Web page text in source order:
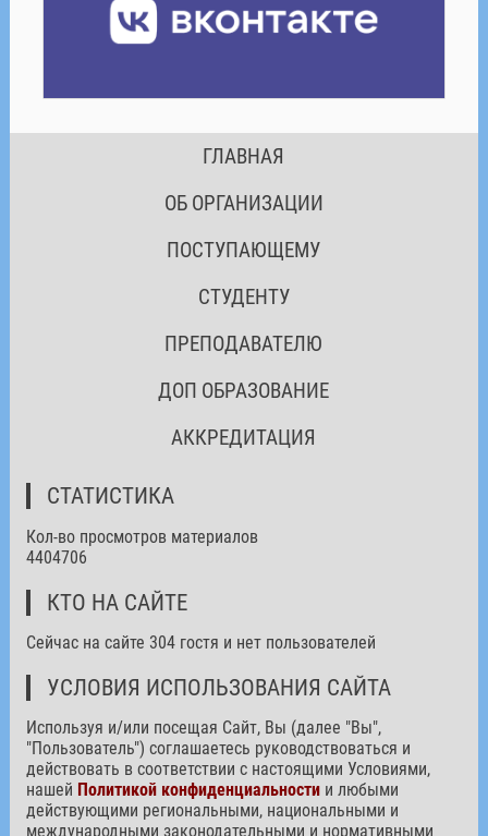
ГЛАВНАЯ
ОБ ОРГАНИЗАЦИИ
ПОСТУПАЮЩЕМУ
СТУДЕНТУ
ПРЕПОДАВАТЕЛЮ
ДОП ОБРАЗОВАНИЕ
АККРЕДИТАЦИЯ
СТАТИСТИКА
Кол-во просмотров материалов
4404706
КТО НА САЙТЕ
Сейчас на сайте 304 гостя и нет пользователей
УСЛОВИЯ ИСПОЛЬЗОВАНИЯ САЙТА
Используя и/или посещая Сайт, Вы (далее "Вы",
"Пользователь") соглашаетесь руководствоваться и
действовать в соответствии с настоящими Условиями,
нашей Политикой конфиденциальностии любыми
действующими региональными, национальными и
международными законодательными и нормативными